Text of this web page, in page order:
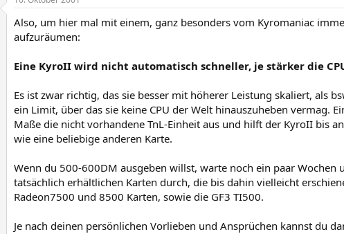
Also, um hier mal mit einem, ganz besonders vom Kyromaniac
aufzuräumen:
Eine KyroII wird nicht automatisch schneller, je stärker die
Es ist zwar richtig, das sie besser mit höherer Leistung skaliert, als
ein Limit, über das sie keine CPU der Welt hinauszuheben vermag.
Maße die nicht vorhandene TnL-Einheit aus und hilft der KyroII bis
wie eine beliebige anderen Karte.
Wenn du 500-600DM ausgeben willst, warte noch ein paar Wochen
tatsächlich erhältlichen Karten durch, die bis dahin vielleicht
Radeon7500 und 8500 Karten, sowie die GF3 TI500.
Je nach deinen persönlichen Vorlieben und Ansprüchen kannst du